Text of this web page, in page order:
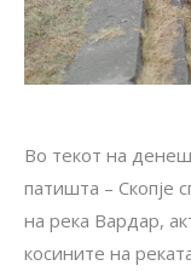
Во текот на
патишта – Скопје
на река Вардар,
косините на